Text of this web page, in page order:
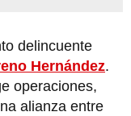
delincuente
Hernández.
operaciones,
alianza entre